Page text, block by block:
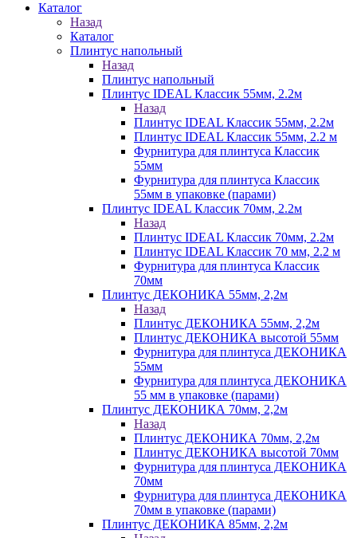
Каталог
Назад
Каталог
Плинтус напольный
Назад
Плинтус напольный
Плинтус IDEAL Классик 55мм, 2.2м
Назад
Плинтус IDEAL Классик 55мм, 2.2м
Плинтус IDEAL Классик 55мм, 2.2 м
Фурнитура для плинтуса Классик
55мм
Фурнитура для плинтуса Классик
55мм в упаковке (парами)
Плинтус IDEAL Классик 70мм, 2.2м
Назад
Плинтус IDEAL Классик 70мм, 2.2м
Плинтус IDEAL Классик 70 мм, 2.2 м
Фурнитура для плинтуса Классик
70мм
Плинтус ДЕКОНИКА 55мм, 2,2м
Назад
Плинтус ДЕКОНИКА 55мм, 2,2м
Плинтус ДЕКОНИКА высотой 55мм
Фурнитура для плинтуса ДЕКОНИКА
55мм
Фурнитура для плинтуса ДЕКОНИКА
55 мм в упаковке (парами)
Плинтус ДЕКОНИКА 70мм, 2,2м
Назад
Плинтус ДЕКОНИКА 70мм, 2,2м
Плинтус ДЕКОНИКА высотой 70мм
Фурнитура для плинтуса ДЕКОНИКА
70мм
Фурнитура для плинтуса ДЕКОНИКА
70мм в упаковке (парами)
Плинтус ДЕКОНИКА 85мм, 2,2м